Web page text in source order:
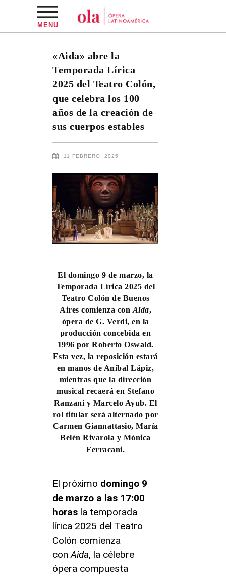
MENU
«Aida» abre la
Temporada Lírica
2025 del Teatro Colón,
que celebra los 100
años de la creación de
sus cuerpos estables
11 FEBRERO, 2025
El domingo 9 de marzo, la
Temporada Lírica 2025 del
Teatro Colón de Buenos
Aires comienza con Aida,
ópera de G. Verdi, en la
producción concebida en
1996 por Roberto Oswald.
Esta vez, la reposición estará
en manos de Aníbal Lápiz,
mientras que la dirección
musical recaerá en Stefano
Ranzani y Marcelo Ayub. El
rol titular será alternado por
Carmen Giannattasio, María
Belén Rivarola y Mónica
Ferracani.
El próximo domingo 9
de marzo a las 17:00
horas la temporada
lírica 2025 del Teatro
Colón comienza
conAida, la célebre
ópera compuesta